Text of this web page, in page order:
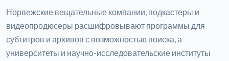
Норвежские вещательные компании, подкастеры и
видеопродюсеры расшифровывают программы для
субтитров и архивов с возможностью поиска, а
университеты и научно-исследовательские институты